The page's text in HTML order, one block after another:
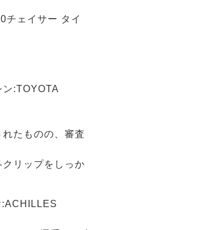
チェイサー タイ
:TOYOTA
たものの、審査
リップをしっか
:ACHILLES